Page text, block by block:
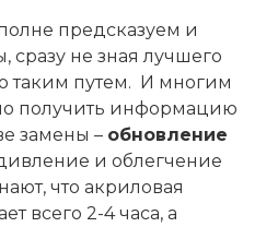
предсказуем и
не зная лучшего
таким путем. И многим
получить информацию
замены – обновление
и облегчение
что акриловая
всего 2-4 часа, а